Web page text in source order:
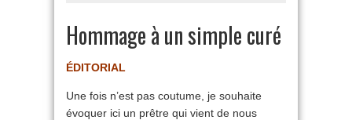
Hommage à un simple curé
ÉDITORIAL
Une fois n’est pas coutume, je souhaite
évoquer ici un prêtre qui vient de nous